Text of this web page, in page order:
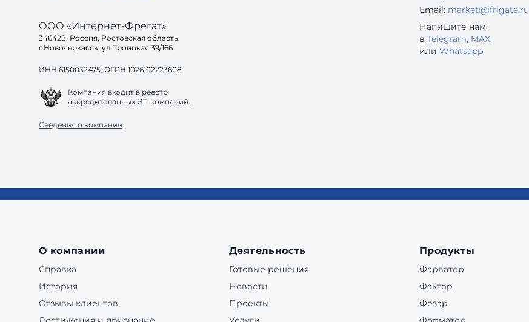
ООО «Интернет-Фрегат»
346428, Россия, Ростовская область,
г.Новочеркасск, ул.Троицкая 39/166
ИНН 6150032475, ОГРН 1026102223608
Компания входит в реестр
аккредитованных ИТ-компаний.
Сведения о компании
Email: market@ifrigate.ru
Напишите нам
в Telegram, MAX
или Whatsapp
О компании
Справка
История
Отзывы клиентов
Деятельность
Готовые решения
Новости
Проекты
Продукты
Фарватер
Фактор
Фезар